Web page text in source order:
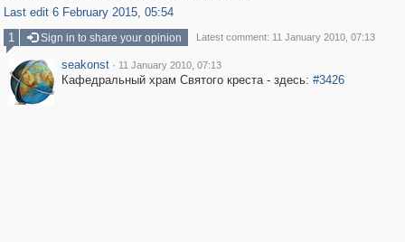
Last edit 6 February 2015, 05:54
1
Sign in to share your opinion Latest comment: 11 January 2010, 07:13
seakonst · 11 January 2010, 07:13
Кафедральный храм Святого креста - здесь: #3426